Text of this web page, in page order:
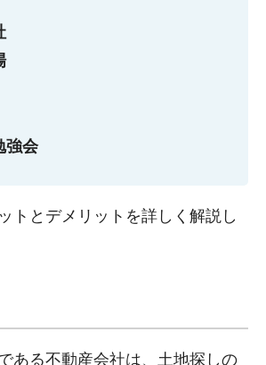
強会
トとデメリットを詳しく解説し
ある不動産会社は、土地探しの